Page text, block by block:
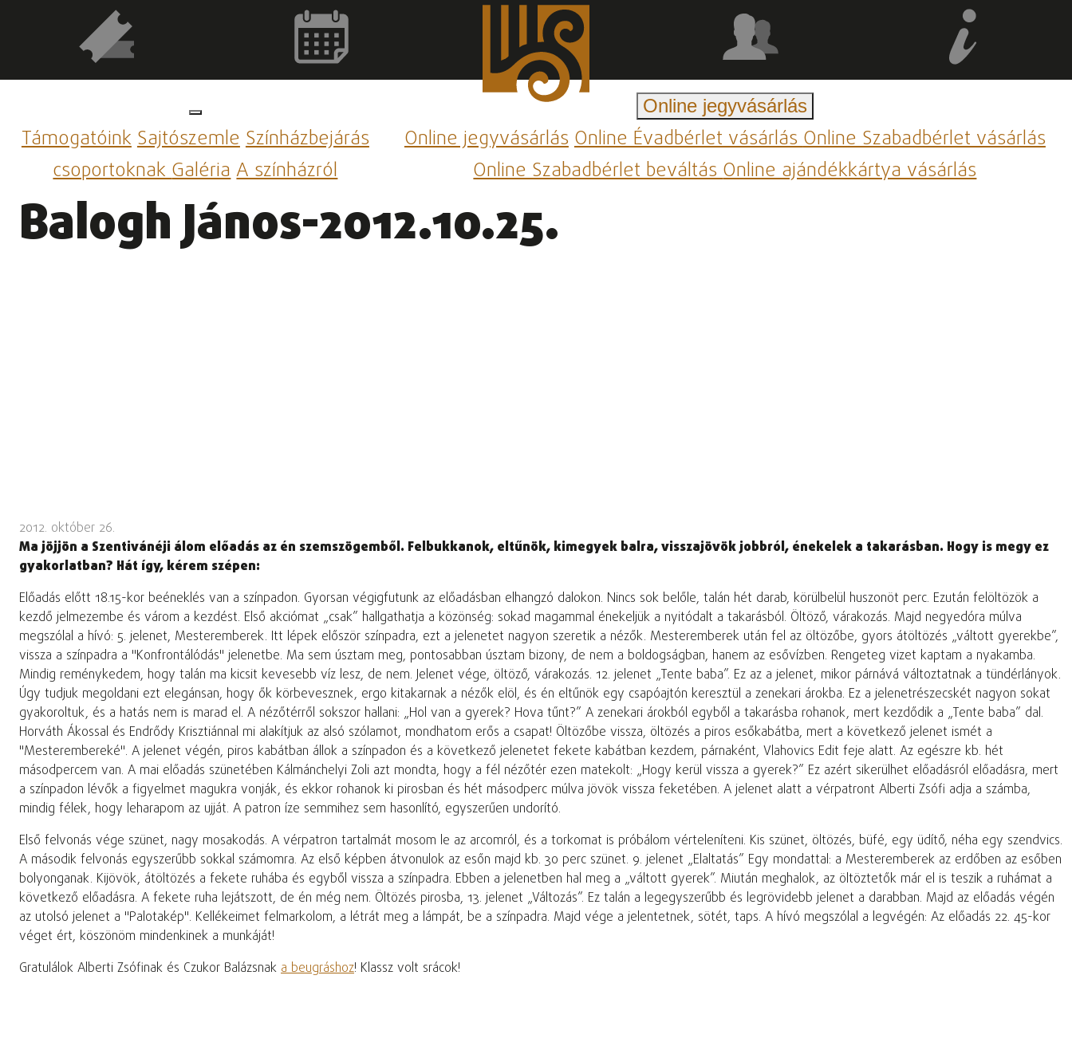
TámogatóinkSajtószemleSzínházbejárás
csoportoknakGalériaA színházról
Online jegyvásárlás
Online jegyvásárlásOnline Évadbérlet vásárlásOnline Szabadbérlet vásárlás
Online Szabadbérlet beváltásOnline ajándékkártya vásárlás
Balogh János-2012.10.25.
2012. október 26.
Ma jöjjön a Szentivánéji álom előadás az én szemszögemből. Felbukkanok, eltűnök, kimegyek balra, visszajövök jobbról, énekelek a takarásban. Hogy is megy ez
gyakorlatban? Hát így, kérem szépen:
Előadás előtt 18.15-kor beéneklés van a színpadon. Gyorsan végigfutunk az előadásban elhangzó dalokon. Nincs sok belőle, talán hét darab, körülbelül huszonöt perc. Ezután felöltözök a
kezdő jelmezembe és várom a kezdést. Első akciómat „csak” hallgathatja a közönség: sokad magammal énekeljük a nyitódalt a takarásból. Öltöző, várakozás. Majd negyedóra múlva
megszólal a hívó: 5. jelenet, Mesteremberek. Itt lépek először színpadra, ezt a jelenetet nagyon szeretik a nézők. Mesteremberek után fel az öltözőbe, gyors átöltözés „váltott gyerekbe”,
vissza a színpadra a "Konfrontálódás" jelenetbe. Ma sem úsztam meg, pontosabban úsztam bizony, de nem a boldogságban, hanem az esővízben. Rengeteg vizet kaptam a nyakamba.
Mindig reménykedem, hogy talán ma kicsit kevesebb víz lesz, de nem. Jelenet vége, öltöző, várakozás. 12. jelenet „Tente baba”. Ez az a jelenet, mikor párnává változtatnak a tündérlányok.
Úgy tudjuk megoldani ezt elegánsan, hogy ők körbevesznek, ergo kitakarnak a nézők elöl, és én eltűnök egy csapóajtón keresztül a zenekari árokba. Ez a jelenetrészecskét nagyon sokat
gyakoroltuk, és a hatás nem is marad el. A nézőtérről sokszor hallani: „Hol van a gyerek? Hova tűnt?” A zenekari árokból egyből a takarásba rohanok, mert kezdődik a „Tente baba” dal.
Horváth Ákossal és Endrődy Krisztiánnal mi alakítjuk az alsó szólamot, mondhatom erős a csapat! Öltözőbe vissza, öltözés a piros esőkabátba, mert a következő jelenet ismét a
"Mesterembereké". A jelenet végén, piros kabátban állok a színpadon és a következő jelenetet fekete kabátban kezdem, párnaként, Vlahovics Edit feje alatt. Az egészre kb. hét
másodpercem van. A mai előadás szünetében Kálmánchelyi Zoli azt mondta, hogy a fél nézőtér ezen matekolt: „Hogy kerül vissza a gyerek?” Ez azért sikerülhet előadásról előadásra, mert
a színpadon lévők a figyelmet magukra vonják, és ekkor rohanok ki pirosban és hét másodperc múlva jövök vissza feketében. A jelenet alatt a vérpatront Alberti Zsófi adja a számba,
mindig félek, hogy leharapom az ujját. A patron íze semmihez sem hasonlító, egyszerűen undorító.
Első felvonás vége szünet, nagy mosakodás. A vérpatron tartalmát mosom le az arcomról, és a torkomat is próbálom vérteleníteni. Kis szünet, öltözés, büfé, egy üdítő, néha egy szendvics.
A második felvonás egyszerűbb sokkal számomra. Az első képben átvonulok az esőn majd kb. 30 perc szünet. 9. jelenet „Elaltatás” Egy mondattal: a Mesteremberek az erdőben az esőben
bolyonganak. Kijövök, átöltözés a fekete ruhába és egyből vissza a színpadra. Ebben a jelenetben hal meg a „váltott gyerek”. Miután meghalok, az öltöztetők már el is teszik a ruhámat a
következő előadásra. A fekete ruha lejátszott, de én még nem. Öltözés pirosba, 13. jelenet „Változás”. Ez talán a legegyszerűbb és legrövidebb jelenet a darabban. Majd az előadás végén
az utolsó jelenet a "Palotakép". Kellékeimet felmarkolom, a létrát meg a lámpát, be a színpadra. Majd vége a jelentetnek, sötét, taps. A hívó megszólal a legvégén: Az előadás 22. 45-kor
véget ért, köszönöm mindenkinek a munkáját!
Gratulálok Alberti Zsófinak és Czukor Balázsnak a beugráshoz! Klassz volt srácok!